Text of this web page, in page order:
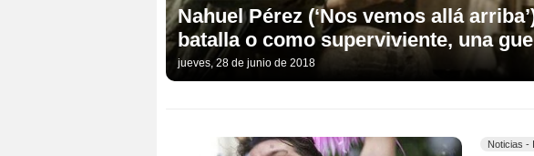
Nahuel Pérez (‘Nos vemos allá
batalla o como superviviente, una
jueves, 28 de junio de 2018
Noticias -